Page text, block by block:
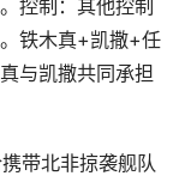
控制：其他控制
铁木真+凯撒+任
与凯撒共同承担
带北非掠袭舰队